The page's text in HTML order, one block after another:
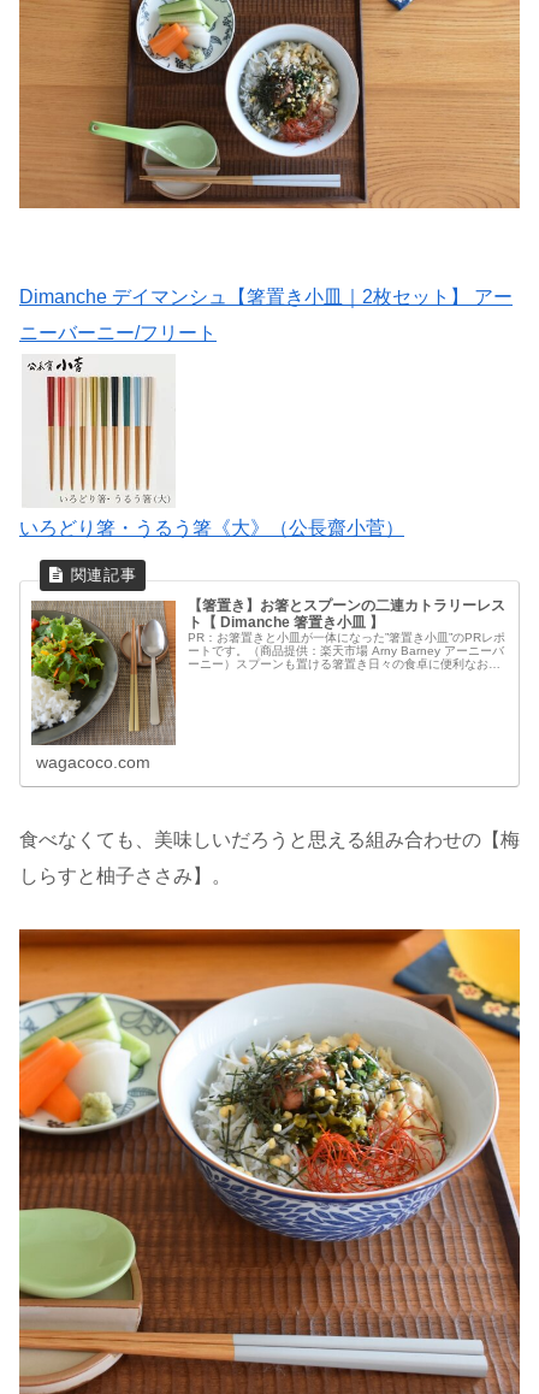
Dimanche デイマンシュ【箸置き小皿｜2枚セット】 アー
ニーバーニー/フリート
いろどり箸・うるう箸《大》（公長齋小菅）
【箸置き】お箸とスプーンの二連カトラリーレス
ト【 Dimanche 箸置き小皿 】
PR：お箸置きと小皿が一体になった”箸置き小皿”のPRレポ
ートです。（商品提供：楽天市場 Arny Barney アーニーバ
ーニー）スプーンも置ける箸置き日々の食卓に便利なお箸
wagacoco.com
食べなくても、美味しいだろうと思える組み合わせの【梅
しらすと柚子ささみ】。